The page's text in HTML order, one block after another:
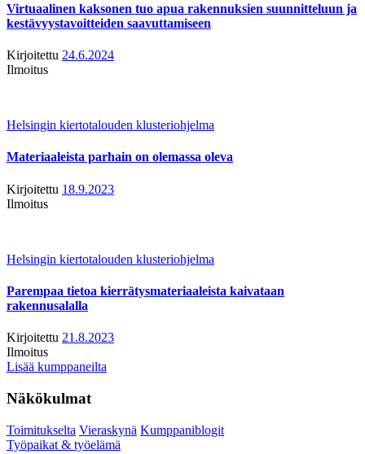
Virtuaalinen kaksonen tuo apua rakennuksien suunnitteluun ja
kestävyystavoitteiden saavuttamiseen
Kirjoitettu 24.6.2024
Ilmoitus
Helsingin kiertotalouden klusteriohjelma
Materiaaleista parhain on olemassa oleva
Kirjoitettu 18.9.2023
Ilmoitus
Helsingin kiertotalouden klusteriohjelma
Parempaa tietoa kierrätysmateriaaleista kaivataan
rakennusalalla
Kirjoitettu 21.8.2023
Ilmoitus
Lisää kumppaneilta
Näkökulmat
Toimitukselta Vieraskynä Kumppaniblogit
Työpaikat & työelämä